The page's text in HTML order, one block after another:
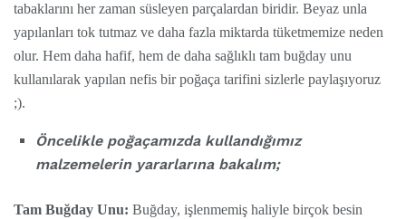
tabaklarını her zaman süsleyen parçalardan biridir. Beyaz unla
yapılanları tok tutmaz ve daha fazla miktarda tüketmemize neden
olur. Hem daha hafif, hem de daha sağlıklı tam buğday unu
kullanılarak yapılan nefis bir poğaça tarifini sizlerle paylaşıyoruz
;).
Öncelikle poğaçamızda kullandığımız
malzemelerin yararlarına bakalım;
Tam Buğday Unu: Buğday, işlenmemiş haliyle birçok besin